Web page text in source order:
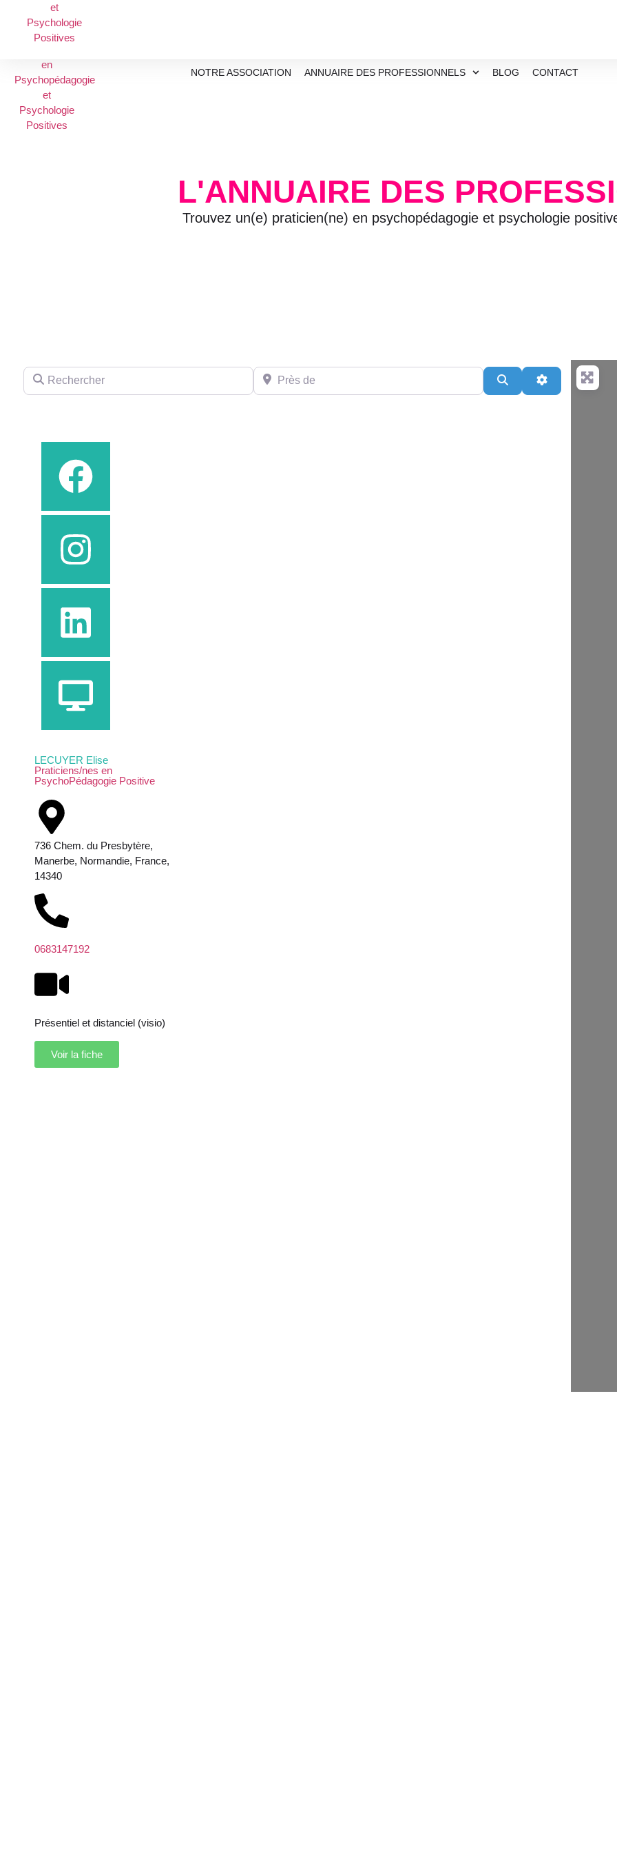
NOTRE ASSOCIATION ANNUAIRE DES PROFESSIONNELS BLOG CONTACT
L'ANNUAIRE DES
Trouvez un(e) praticien(ne) en psychopédagogie et psychologie
Rechercher Près de
Search Advanced
LECUYER Elise
Praticiens/nes en
PsychoPédagogie Positive
736 Chem. du Presbytère,
Manerbe, Normandie, France,
14340
0683147192
Présentiel et distanciel (visio)
Voir la fiche